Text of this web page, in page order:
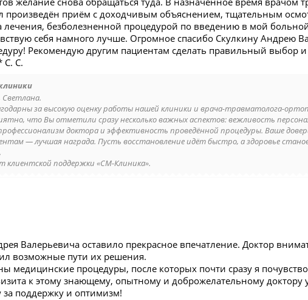
приём с доходчивым объяснением, тщательным
безболезненной процедурой по введению в мой
себя намного лучше. Огромное спасибо Скулкину Андрею
Рекомендую другим пациентам сделать правильный выбор
С. С.
Светлана.
за высокую оценку работы нашей клиники и врача-травматолога-
что Вы отметили сразу несколько важных аспектов: вежливость
доктора и эффективность проведённой процедуры. Ваше
— лучшая награда. Пусть восстановление идёт быстро, а здоровье
клиентской поддержки «СМ-Клиника».
Валерьевича оставило прекрасное впечатление. Доктор
возможные пути их решения.
медицинские процедуры, после которых почти сразу я
к этому знающему, опытному и доброжелательному доктору
поддержку и оптимизм!